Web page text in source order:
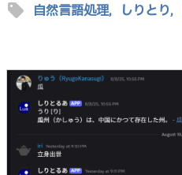
sell 自然言語処理, しりとり,